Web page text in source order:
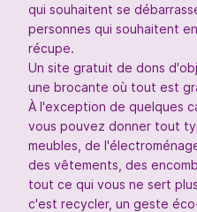
qui souhaitent se
personnes qui souhaitent
récupe.
Un site gratuit de dons
une brocante où tout est
À l'exception de quelques
vous pouvez donner tout
meubles, de
des vêtements, des
tout ce qui vous ne sert
c'est recycler, un geste